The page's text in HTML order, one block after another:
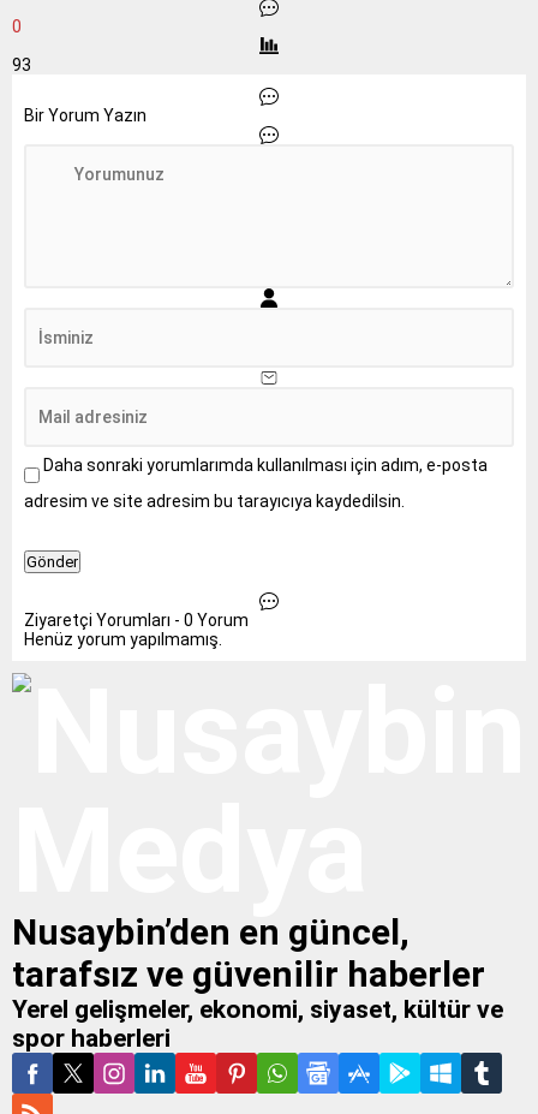
0
93
Bir Yorum Yazın
Daha sonraki yorumlarımda kullanılması için adım, e-posta
adresim ve site adresim bu tarayıcıya kaydedilsin.
Ziyaretçi Yorumları - 0 Yorum
Henüz yorum yapılmamış.
Nusaybin’den en güncel,
tarafsız ve güvenilir haberler
Yerel gelişmeler, ekonomi, siyaset, kültür ve
spor haberleri